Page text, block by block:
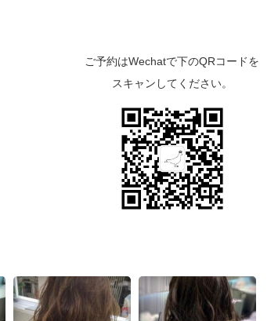
ご予約はWechatで下のQRコードを
スキャンしてください。